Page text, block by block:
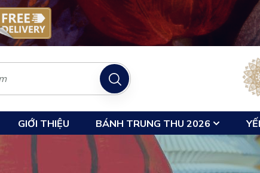
GIỚI THIỆU BÁNH TRUNG THU 2026